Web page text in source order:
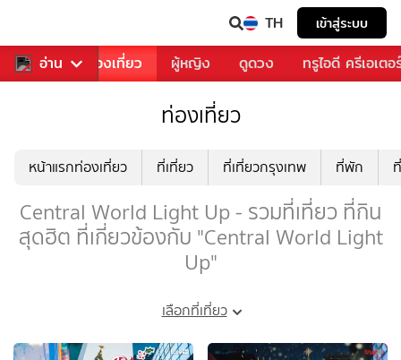
TH เข้าสู่ระบบ
อ่าน
อาหาร ท่องเที่ยว ผู้หญิง ดูดวง ทรูไอดี ครีเอเตอ
ท่องเที่ยว
หน้าแรกท่องเที่ยว ที่เที่ยว ที่เที่ยวกรุงเทพ ที่พัก
Central World Light Up - รวมที่เที่ยว ที่กิน
สุดฮิต ที่เกี่ยวข้องกับ "Central World Light
Up"
เลือกที่เที่ยว